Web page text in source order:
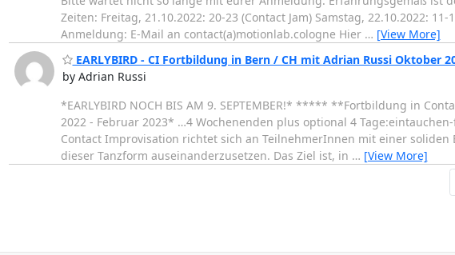
Zeiten: Freitag, 21.10.2022: 20-23 (Contact Jam) Samstag, 22.10.2022:
Anmeldung: E-Mail an contact(a)motionlab.cologne Hier … [View More]
EARLYBIRD - CI Fortbildung in Bern / CH mit Adrian Russi Oktober
by Adrian Russi
*EARLYBIRD NOCH BIS AM 9. SEPTEMBER!* ***** **Fortbildung in
2022 - Februar 2023* …4 Wochenenden plus optional 4
Contact Improvisation richtet sich an TeilnehmerInnen mit einer
dieser Tanzform auseinanderzusetzen. Das Ziel ist, in … [View More]